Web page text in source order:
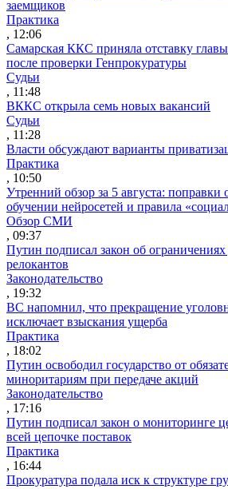
заемщиков
Практика
, 12:06
Самарская ККС приняла отставку
после проверки Генпрокуратуры
Судьи
, 11:48
ВККС открыла семь новых вакансий
Судьи
, 11:28
Власти обсуждают варианты
Практика
, 10:50
Утренний обзор за 5 августа: поправки
обучении нейросетей и правила
Обзор СМИ
, 09:37
Путин подписал закон об
релокантов
Законодательство
, 19:32
ВС напомнил, что прекращение
исключает взыскания ущерба
Практика
, 18:02
Путин освободил государство от
миноритариям при передаче акций
Законодательство
, 17:16
Путин подписал закон о мониторинге
всей цепочке поставок
Практика
, 16:44
Прокуратура подала иск к структуре